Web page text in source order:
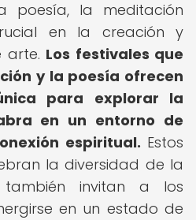
poesía, la meditación
en la creación y
arte. Los festivales que
y la poesía ofrecen
para explorar la
en un entorno de
espiritual. Estos
la diversidad de la
invitan a los
en un estado de